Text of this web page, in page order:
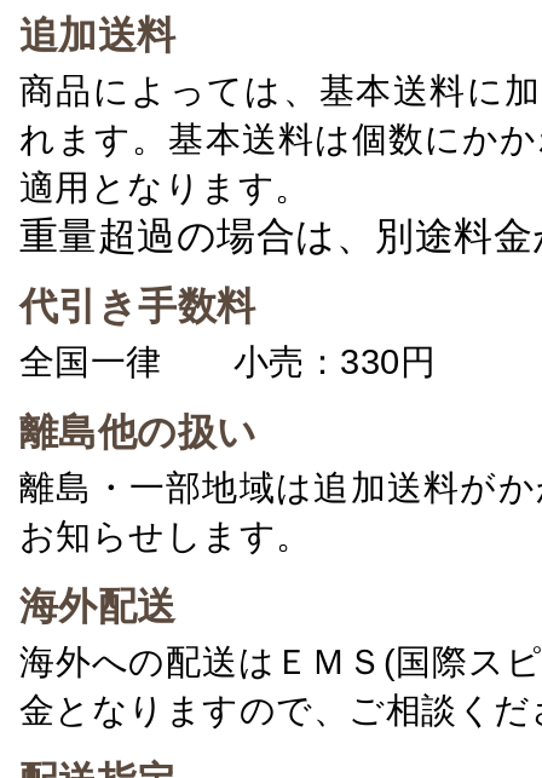
追加送料
商品によっては、基本送料に
れます。基本送料は個数にか
適用となります。
重量超過の場合は、別途料
代引き手数料
全国一律 小売：330円 卸
離島他の扱い
離島・一部地域は追加送料が
お知らせします。
海外配送
海外への配送はＥＭＳ(国際ス
金となりますので、ご相談くだ